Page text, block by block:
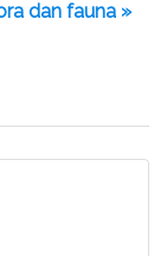
dan fauna »